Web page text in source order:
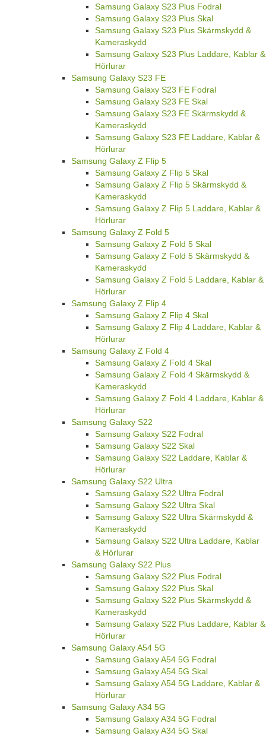
Samsung Galaxy S23 Plus Fodral
Samsung Galaxy S23 Plus Skal
Samsung Galaxy S23 Plus Skärmskydd &
Kameraskydd
Samsung Galaxy S23 Plus Laddare, Kablar &
Hörlurar
Samsung Galaxy S23 FE
Samsung Galaxy S23 FE Fodral
Samsung Galaxy S23 FE Skal
Samsung Galaxy S23 FE Skärmskydd &
Kameraskydd
Samsung Galaxy S23 FE Laddare, Kablar &
Hörlurar
Samsung Galaxy Z Flip 5
Samsung Galaxy Z Flip 5 Skal
Samsung Galaxy Z Flip 5 Skärmskydd &
Kameraskydd
Samsung Galaxy Z Flip 5 Laddare, Kablar &
Hörlurar
Samsung Galaxy Z Fold 5
Samsung Galaxy Z Fold 5 Skal
Samsung Galaxy Z Fold 5 Skärmskydd &
Kameraskydd
Samsung Galaxy Z Fold 5 Laddare, Kablar &
Hörlurar
Samsung Galaxy Z Flip 4
Samsung Galaxy Z Flip 4 Skal
Samsung Galaxy Z Flip 4 Laddare, Kablar &
Hörlurar
Samsung Galaxy Z Fold 4
Samsung Galaxy Z Fold 4 Skal
Samsung Galaxy Z Fold 4 Skärmskydd &
Kameraskydd
Samsung Galaxy Z Fold 4 Laddare, Kablar &
Hörlurar
Samsung Galaxy S22
Samsung Galaxy S22 Fodral
Samsung Galaxy S22 Skal
Samsung Galaxy S22 Laddare, Kablar &
Hörlurar
Samsung Galaxy S22 Ultra
Samsung Galaxy S22 Ultra Fodral
Samsung Galaxy S22 Ultra Skal
Samsung Galaxy S22 Ultra Skärmskydd &
Kameraskydd
Samsung Galaxy S22 Ultra Laddare, Kablar
& Hörlurar
Samsung Galaxy S22 Plus
Samsung Galaxy S22 Plus Fodral
Samsung Galaxy S22 Plus Skal
Samsung Galaxy S22 Plus Skärmskydd &
Kameraskydd
Samsung Galaxy S22 Plus Laddare, Kablar &
Hörlurar
Samsung Galaxy A54 5G
Samsung Galaxy A54 5G Fodral
Samsung Galaxy A54 5G Skal
Samsung Galaxy A54 5G Laddare, Kablar &
Hörlurar
Samsung Galaxy A34 5G
Samsung Galaxy A34 5G Fodral
Samsung Galaxy A34 5G Skal